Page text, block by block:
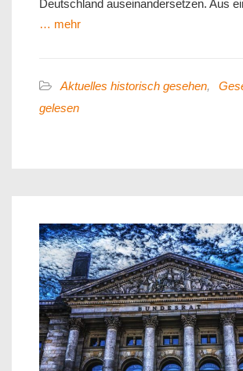
Deutschland auseinandersetzen. Aus
… mehr
Aktuelles historisch gesehen,
gelesen